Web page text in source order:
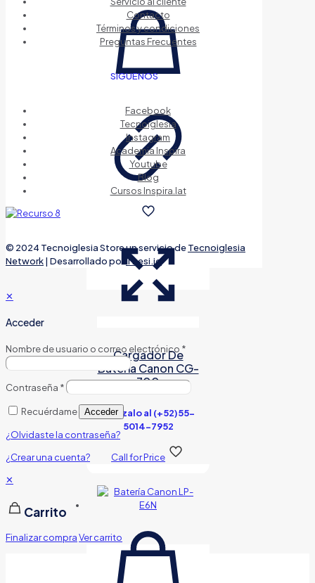
Cargador De
Batería Canon CG-
700
Cotízalo al (+52)55-
5014-7952
Call for Price
Contacto
Términos y condiciones
Preguntas Frecuentes
SIGUENOS
Facebook
Tecnoiglesia
Instagram
Academia Inspira
Youtube
Blog
Cursos Inspira.lat
© 2024 Tecnoiglesia Store un servicio deTecnoiglesia
Network| Desarrollado por Thesi.io
✕
Acceder
Nombre de usuario o correo electrónico *
Contraseña *
Recuérdame Acceder
¿Olvidaste la contraseña?
¿Crear una cuenta?
✕
Carrito
Finalizar compraVer carrito